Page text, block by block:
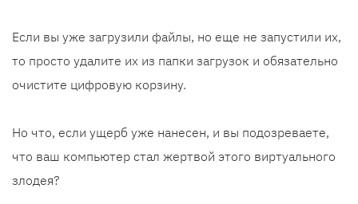
Если вы уже загрузили файлы, но еще не запустили их,
то просто удалите их из папки загрузок и обязательно
очистите цифровую корзину.
Но что, если ущерб уже нанесен, и вы подозреваете,
что ваш компьютер стал жертвой этого виртуального
злодея?